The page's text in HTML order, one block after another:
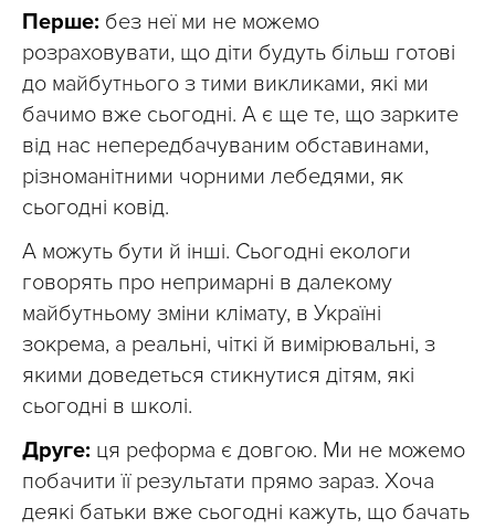
Перше: без неї ми не можемо
розраховувати, що діти будуть більш готові
до майбутнього з тими викликами, які ми
бачимо вже сьогодні. А є ще те, що зарките
від нас непередбачуваним обставинами,
різноманітними чорними лебедями, як
сьогодні ковід.
А можуть бути й інші. Сьогодні екологи
говорять про непримарні в далекому
майбутньому зміни клімату, в Україні
зокрема, а реальні, чіткі й вимірювальні, з
якими доведеться стикнутися дітям, які
сьогодні в школі.
Друге: ця реформа є довгою. Ми не можемо
побачити її результати прямо зараз. Хоча
деякі батьки вже сьогодні кажуть, що бачать